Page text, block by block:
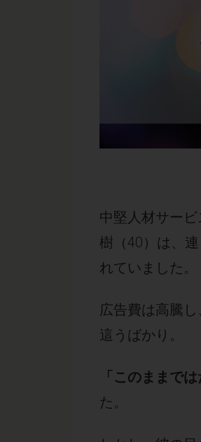
中堅人材サー
樹（40）は、
れていました。
広告費は高騰
這うばかり。
「このままで
た。